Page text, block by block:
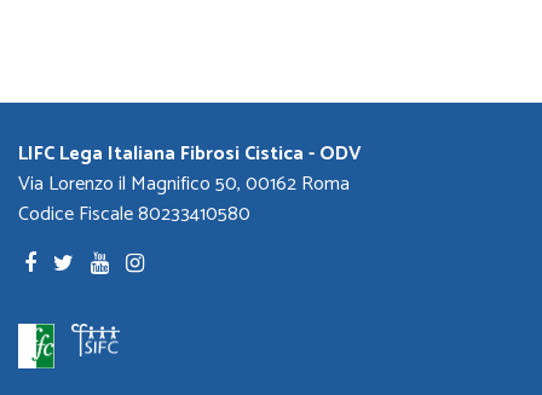
LIFC Lega Italiana Fibrosi Cistica - ODV
Via Lorenzo il Magnifico 50, 00162 Roma
Codice Fiscale 80233410580